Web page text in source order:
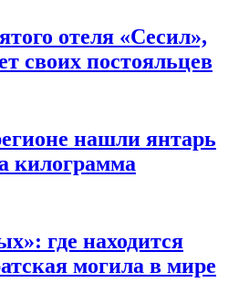
отеля «Сесил»,
своих постояльцев
нашли янтарь
килограмма
где находится
могила в мире